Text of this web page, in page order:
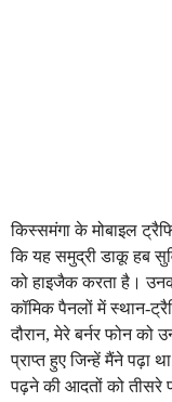
किस्समंगा के मोबाइल
कि यह समुद्री डाकू हब
को हाइजैक करता है।
कॉमिक पैनलों में स्थान-
दौरान, मेरे बर्नर फोन को
प्राप्त हुए जिन्हें मैंने पढ़ा
पढ़ने की आदतों को तीसरे